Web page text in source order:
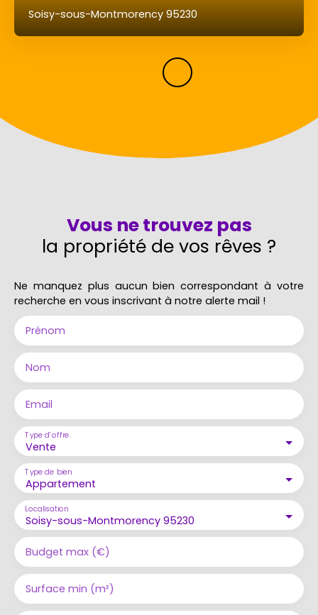
Soisy-sous-Montmorency 95230
Vous ne trouvez pas
la propriété de vos rêves ?
Ne manquez plus aucun bien correspondant à votre
recherche en vous inscrivant à notre alerte mail !
Prénom
Nom
Email
Vente
Type d'offre
Appartement
Type de bien
Soisy-sous-Montmorency 95230
Localisation
Budget max (€)
Surface min (m²)